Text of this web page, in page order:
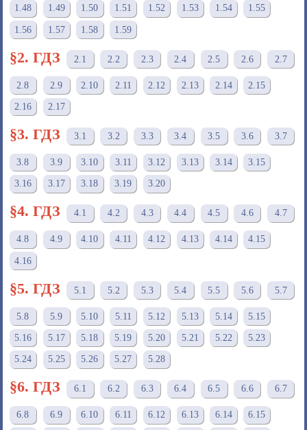
1.48 1.49 1.50 1.51 1.52 1.53 1.54 1.55
1.56 1.57 1.58 1.59
§2. ГДЗ 2.1 2.2 2.3 2.4 2.5 2.6 2.7
2.8 2.9 2.10 2.11 2.12 2.13 2.14 2.15
2.16 2.17
§3. ГДЗ 3.1 3.2 3.3 3.4 3.5 3.6 3.7
3.8 3.9 3.10 3.11 3.12 3.13 3.14 3.15
3.16 3.17 3.18 3.19 3.20
§4. ГДЗ 4.1 4.2 4.3 4.4 4.5 4.6 4.7
4.8 4.9 4.10 4.11 4.12 4.13 4.14 4.15
4.16
§5. ГДЗ 5.1 5.2 5.3 5.4 5.5 5.6 5.7
5.8 5.9 5.10 5.11 5.12 5.13 5.14 5.15
5.16 5.17 5.18 5.19 5.20 5.21 5.22 5.23
5.24 5.25 5.26 5.27 5.28
§6. ГДЗ 6.1 6.2 6.3 6.4 6.5 6.6 6.7
6.8 6.9 6.10 6.11 6.12 6.13 6.14 6.15